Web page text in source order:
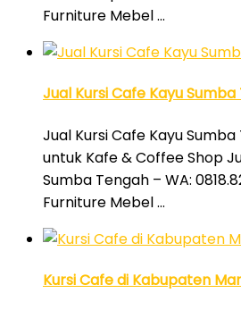
Furniture Mebel …
Jual Kursi Cafe Kayu
Jual Kursi Cafe Kayu
untuk Kafe & Coffee Shop
Sumba Tengah – WA:
Furniture Mebel …
Kursi Cafe di Kabupaten